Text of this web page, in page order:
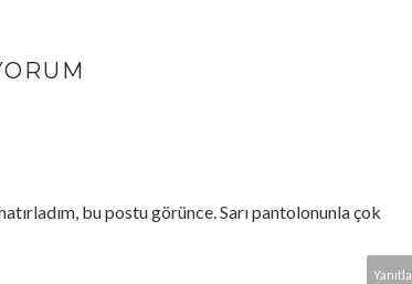
bu postu görünce. Sarı pantolonunla çok
Yanıtla